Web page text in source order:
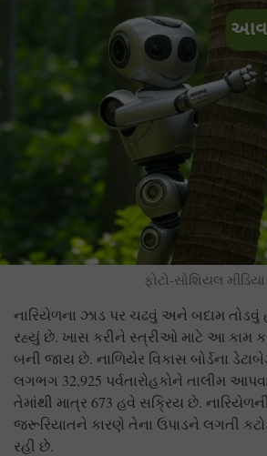
ફોટો-સોશિયલ મીડિયા
નારિયેળના ઝાડ પર ચઢવું અને બદામ તોડવું
રહ્યું છે. ખાસ કરીને સ્ત્રીઓ માટે આ કામ
બની જાય છે. નાળિયેર વિકાસ બોર્ડના
લગભગ 32,925 પર્વતારોહકોને તાલીમ
તેમાંથી માત્ર 673 હવે સક્રિય છે.
જરૂરિયાતને કારણે તેના ઉપાડને લગતી
રહી છે.